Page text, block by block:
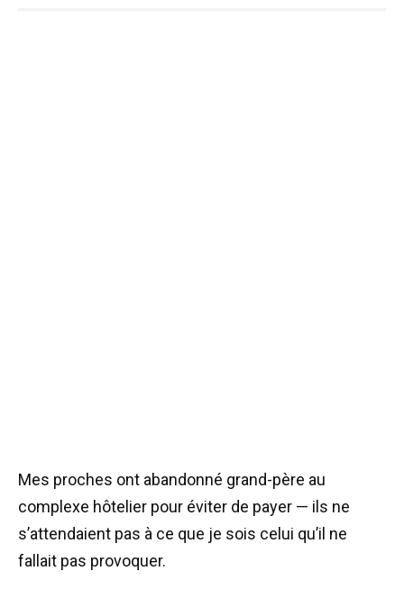
Mes proches ont abandonné grand-père au
complexe hôtelier pour éviter de payer — ils ne
s’attendaient pas à ce que je sois celui qu’il ne
fallait pas provoquer.